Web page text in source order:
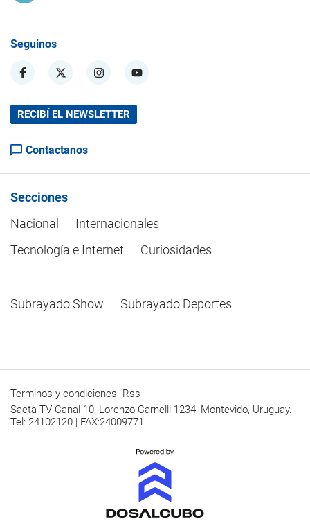
Seguinos
RECIBÍ EL NEWSLETTER
Contactanos
Secciones
Nacional
Internacionales
Tecnología e Internet
Curiosidades
Subrayado Show Subrayado Deportes
Terminos y condiciones Rss
Saeta TV Canal 10, Lorenzo Carnelli 1234, Montevido, Uruguay.
Tel: 24102120 | FAX:24009771